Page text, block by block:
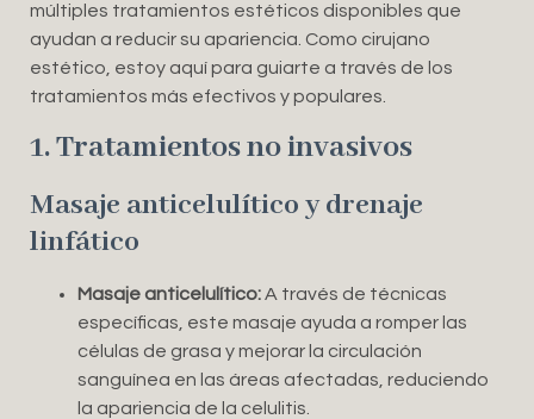
múltiples tratamientos estéticos disponibles que
ayudan a reducir su apariencia. Como cirujano
estético, estoy aquí para guiarte a través de los
tratamientos más efectivos y populares.
1. Tratamientos no invasivos
Masaje anticelulítico y drenaje
linfático
Masaje anticelulítico:A través de técnicas
específicas, este masaje ayuda a romper las
células de grasa y mejorar la circulación
sanguínea en las áreas afectadas, reduciendo
la apariencia de la celulitis.